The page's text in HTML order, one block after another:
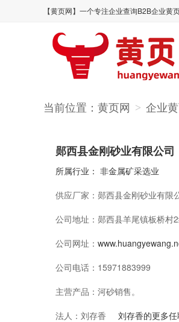
【黄页网】一个专注企业查询B2B企业黄
当前位置： 黄页网 > 企业
郧西县金刚砂业有限公司
所属行业： 非金属矿采选业
供应厂家： 郧西县金刚砂业有限
公司地址： 郧西县羊尾镇板桥村
公司网址：
公司电话： 15971883999
主营产品： 河砂销售。
法人： 刘存香 刘存香的更多